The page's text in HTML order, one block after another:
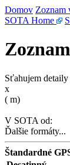
Domov Zoznam
SOTA Home
Sťahujem
x
( m)
V SOTA od:
Ďalšie formáty...
Štandardné